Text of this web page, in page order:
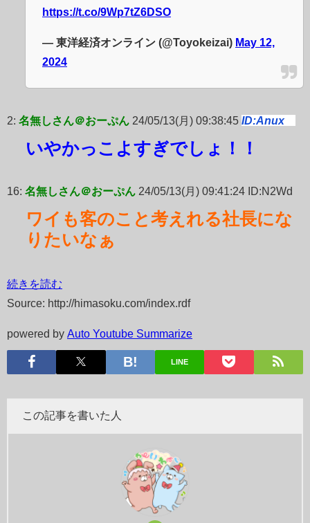
https://t.co/9Wp7tZ6DSO
— 東洋経済オンライン (@Toyokeizai) May 12,
2024
2: 名無しさん＠おーぷん 24/05/13(月) 09:38:45 ID:Anux
いやかっこよすぎでしょ！！
16: 名無しさん＠おーぷん 24/05/13(月) 09:41:24 ID:N2Wd
ワイも客のこと考えれる社長にな
りたいなぁ
続きを読む
Source: http://himasoku.com/index.rdf
powered by Auto Youtube Summarize
LINE
この記事を書いた人